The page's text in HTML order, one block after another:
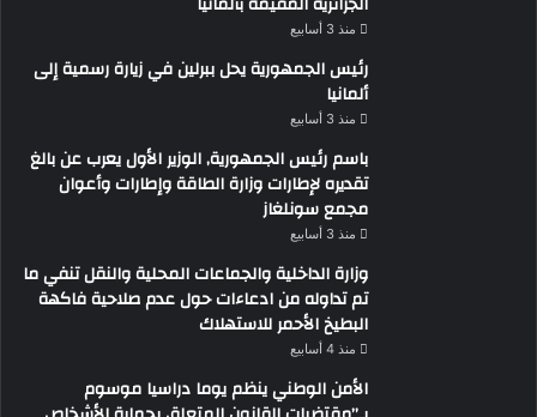
منذ 3 أسابيع
رئيس الجمهورية يحل ببرلين في زيارة رسمية إلى
ألمانيا
منذ 3 أسابيع
باسم رئيس الجمهورية, الوزير الأول يعرب عن بالغ
تقديره لإطارات وزارة الطاقة وإطارات وأعوان
مجمع سونلغاز
منذ 3 أسابيع
وزارة الداخلية والجماعات المحلية والنقل تنفي ما
تم تداوله من ادعاءات حول عدم صلاحية فاكهة
البطيخ الأحمر للاستهلاك
منذ 4 أسابيع
الأمن الوطني ينظم يوما دراسيا موسوم